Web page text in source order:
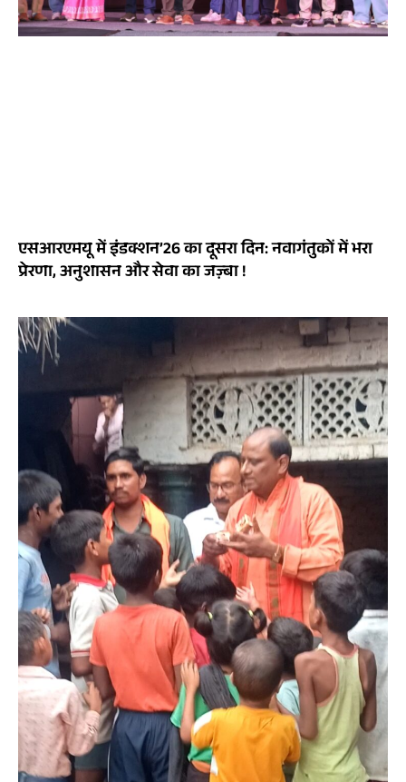
एसआरएमयू में इंडक्शन’26 का दूसरा दिन: नवागंतुकों में भरा
प्रेरणा, अनुशासन और सेवा का जज़्बा !